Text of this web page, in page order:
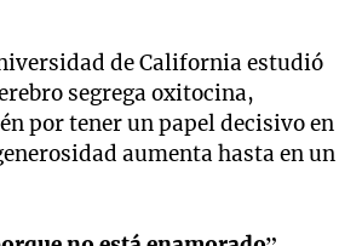
de California estudió
segrega oxitocina,
por tener un papel decisivo en
aumenta hasta en un